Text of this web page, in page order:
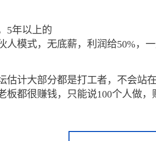
5年以上的
人模式，无底薪，利润给50%，
估计大部分都是打工者，不会站
板都很赚钱，只能说100个人做